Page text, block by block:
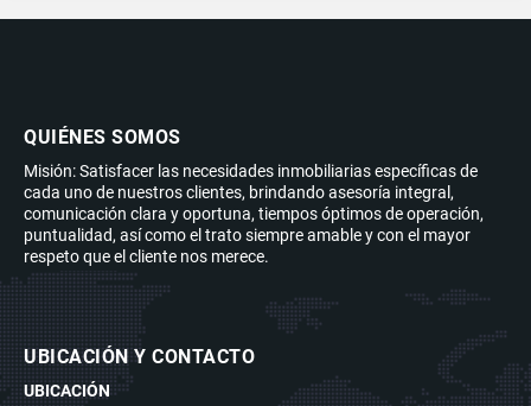
QUIÉNES SOMOS
Misión: Satisfacer las necesidades inmobiliarias específicas de
cada uno de nuestros clientes, brindando asesoría integral,
comunicación clara y oportuna, tiempos óptimos de operación,
puntualidad, así como el trato siempre amable y con el mayor
respeto que el cliente nos merece.
UBICACIÓN Y CONTACTO
UBICACIÓN